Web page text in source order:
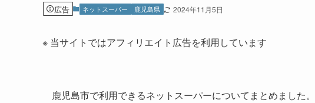
広告 ネットスーパー 鹿児島県 2024年11月5日
※ 当サイトではアフィリエイト広告を利用しています
鹿児島市で利用できるネットスーパーについてまとめました。